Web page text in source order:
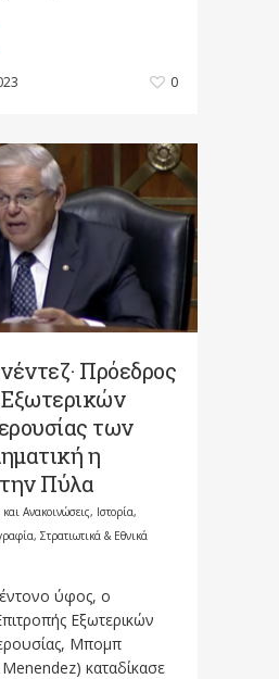
0
Πρόεδρος
των
η
Πύλα
και Ανακοινώσεις, Ιστορία,
Στρατιωτικά & Εθνικά
ύφος, ο
Εξωτερικών
Μπομπ
καταδίκασε